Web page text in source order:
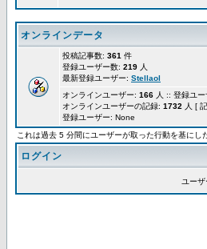
オンラインデータ
投稿記事数: 361 件
登録ユーザー数: 219 人
最新登録ユーザー: Stellaol
オンラインユーザー: 166 人 :: 登録ユ
オンラインユーザーの記録: 1732 人 [
登録ユーザー: None
これは過去 5 分間にユーザーが取った行動を基にし
ログイン
ユーザ